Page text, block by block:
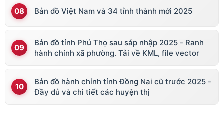
Bản đồ Việt Nam và 34 tỉnh thành mới 2025
Bản đồ tỉnh Phú Thọ sau sáp nhập 2025 - Ranh
hành chính xã phường. Tải về KML, file vector
Bản đồ hành chính tỉnh Đồng Nai cũ trước 2025 -
Đầy đủ và chi tiết các huyện thị